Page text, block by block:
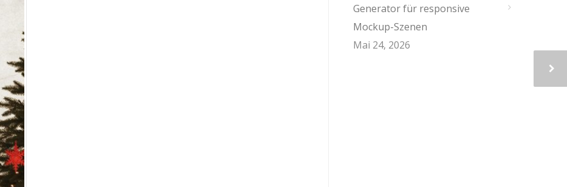
Generator für responsive
Mockup-Szenen
Mai 24, 2026